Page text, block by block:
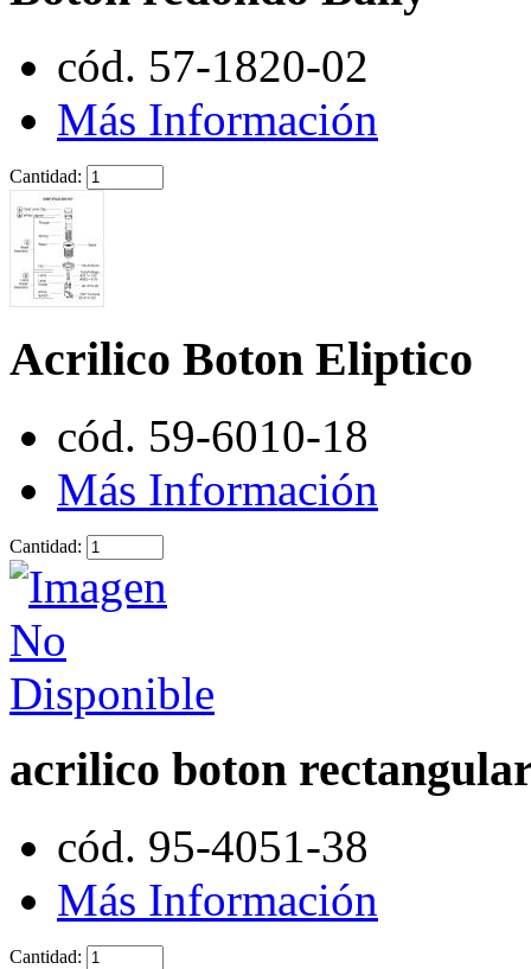
cód. 57-1820-02
Más Información
Cantidad:
Acrilico Boton Eliptico
cód. 59-6010-18
Más Información
Cantidad:
acrilico boton
cód. 95-4051-38
Más Información
Cantidad: